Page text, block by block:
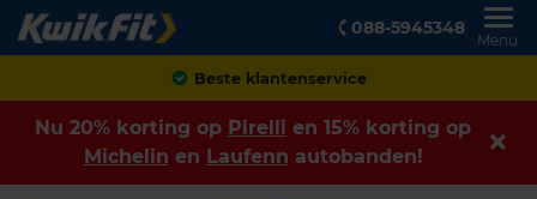
088-5945348
Menu
Achteraf betalen
Nu 20% korting op Pirelli en 15% korting op
Michelin en Laufenn autobanden!